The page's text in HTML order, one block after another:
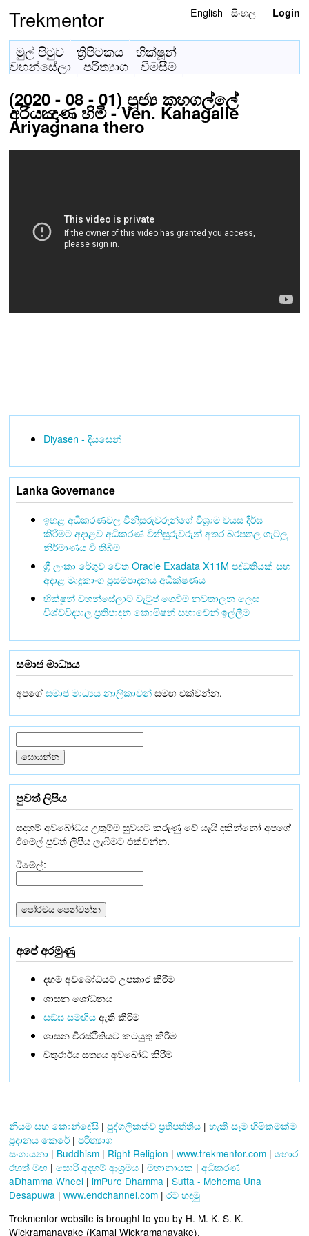
Trekmentor English සිංහල Login
මුල් පිටුව ත්‍රිපිටකය
භික්ෂූන්
වහන්සේලා
පරිත්‍යාග විමසීම්
(2020 - 08 - 01) පූජ්‍ය කහගල්ලේ
අරියඤාණ හිමි - Ven. Kahagalle
Ariyagnana thero
Diyasen - දියසෙන්
Lanka Governance
ඉහළ අධිකරණවල විනිසුරුවරුන්ගේ විශ්‍රාම වයස දීර්ඝ
කිරීමට අදාළව අධිකරණ විනිසුරුවරුන් අතර බරපතල ගැටලු
නිර්මාණය වී තිබීම
ශ්‍රී ලංකා රේගුව වෙත Oracle Exadata X11M පද්ධතියක් සහ
අදාළ මෘදුකාංග ප්‍රසම්පාදනය අධීක්ෂණය
භික්ෂූන් වහන්සේලාට වැටුප් ගෙවීම නවතාලන ලෙස
විශ්වවිද්‍යාල ප්‍රතිපාදන කොමිෂන් සභාවෙන් ඉල්ලීම
සමාජ මාධ්‍යය
අපගේසමාජ මාධ්‍යය නාලිකාවන්සමඟ එක්වන්න.
පුවත් ලිපිය
සදහම් අවබෝධය උතුම්ම සුවයට කරුණු වේ යැයි දකින්නෝ අපගේ
ඊමේල් පුවත් ලිපිය ලැබීමට එක්වන්න.
ඊමේල්:
අපේ අරමුණු
දහම් අවබෝධයට උපකාර කිරීම
ශාසන ශෝධනය
සඞ්‌ඝ සමඟියඇති කිරීම
ශාසන චිරස්ථිතියට කටයුතු කිරීම
චතුරාර්ය සත්‍යය අවබෝධ කිරීම
නියම සහ කොන්දේසි | පුද්ගලිකත්ව ප්‍රතිපත්තිය | හැකි සෑම හිමිකමක්ම
ප්‍රදානය කෙරේ | පරිත්‍යාග
සංගායනා | Buddhism | Right Religion | www.trekmentor.com | හොර
රහත් මඟ | සොරි අදහම් ආශ්‍රමය | මහානායක | අධිකරණ
aDhamma Wheel | imPure Dhamma | Sutta - Mehema Una
Desapuwa | www.endchannel.com | රට හදමු
Trekmentor website is brought to you by H. M. K. S. K.
Wickramanayake (Kamal Wickramanayake).